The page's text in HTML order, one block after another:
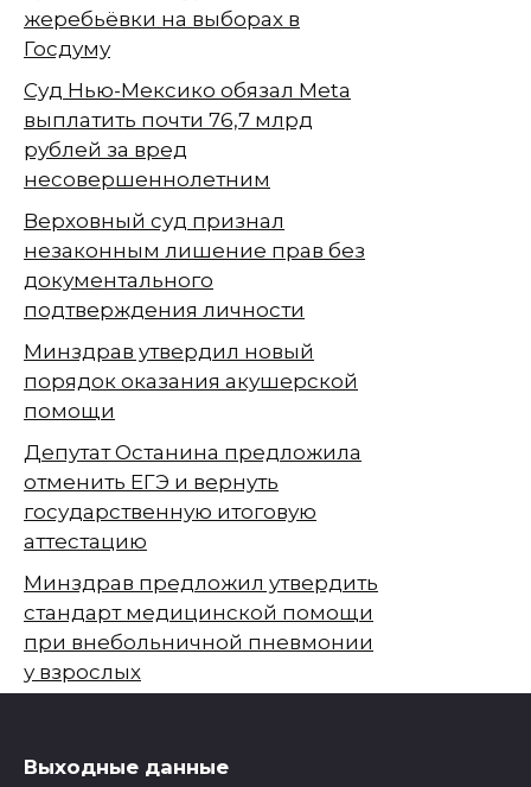
жеребьёвки на выборах в
Госдуму
Суд Нью-Мексико обязал Meta
выплатить почти 76,7 млрд
рублей за вред
несовершеннолетним
Верховный суд признал
незаконным лишение прав без
документального
подтверждения личности
Минздрав утвердил новый
порядок оказания акушерской
помощи
Депутат Останина предложила
отменить ЕГЭ и вернуть
государственную итоговую
аттестацию
Минздрав предложил утвердить
стандарт медицинской помощи
при внебольничной пневмонии
у взрослых
Выходные данные